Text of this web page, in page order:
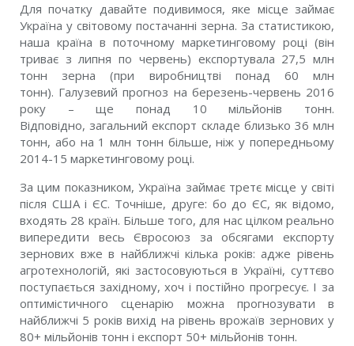
Для початку давайте подивимося, яке місце займає
Україна у світовому постачанні зерна. За статистикою,
наша країна в поточному маркетинговому році (він
триває з липня по червень) експортувала 27,5 млн
тонн зерна (при виробництві понад 60 млн
тонн). Галузевий прогноз на березень-червень 2016
року – ще понад 10 мільйонів тонн.
Відповідно, загальний експорт складе близько 36 млн
тонн, або на 1 млн тонн більше, ніж у попередньому
2014-15 маркетинговому році.
За цим показником, Україна займає третє місце у світі
після США і ЄС. Точніше, друге: бо до ЄС, як відомо,
входять 28 країн. Більше того, для нас цілком реально
випередити весь Євросоюз за обсягами експорту
зернових вже в найближчі кілька років: адже рівень
агротехнологій, які застосовуються в Україні, суттєво
поступається західному, хоч і постійно прогресує. І за
оптимістичного сценарію можна прогнозувати в
найближчі 5 років вихід на рівень врожаїв зернових у
80+ мільйонів тонн і експорт 50+ мільйонів тонн.